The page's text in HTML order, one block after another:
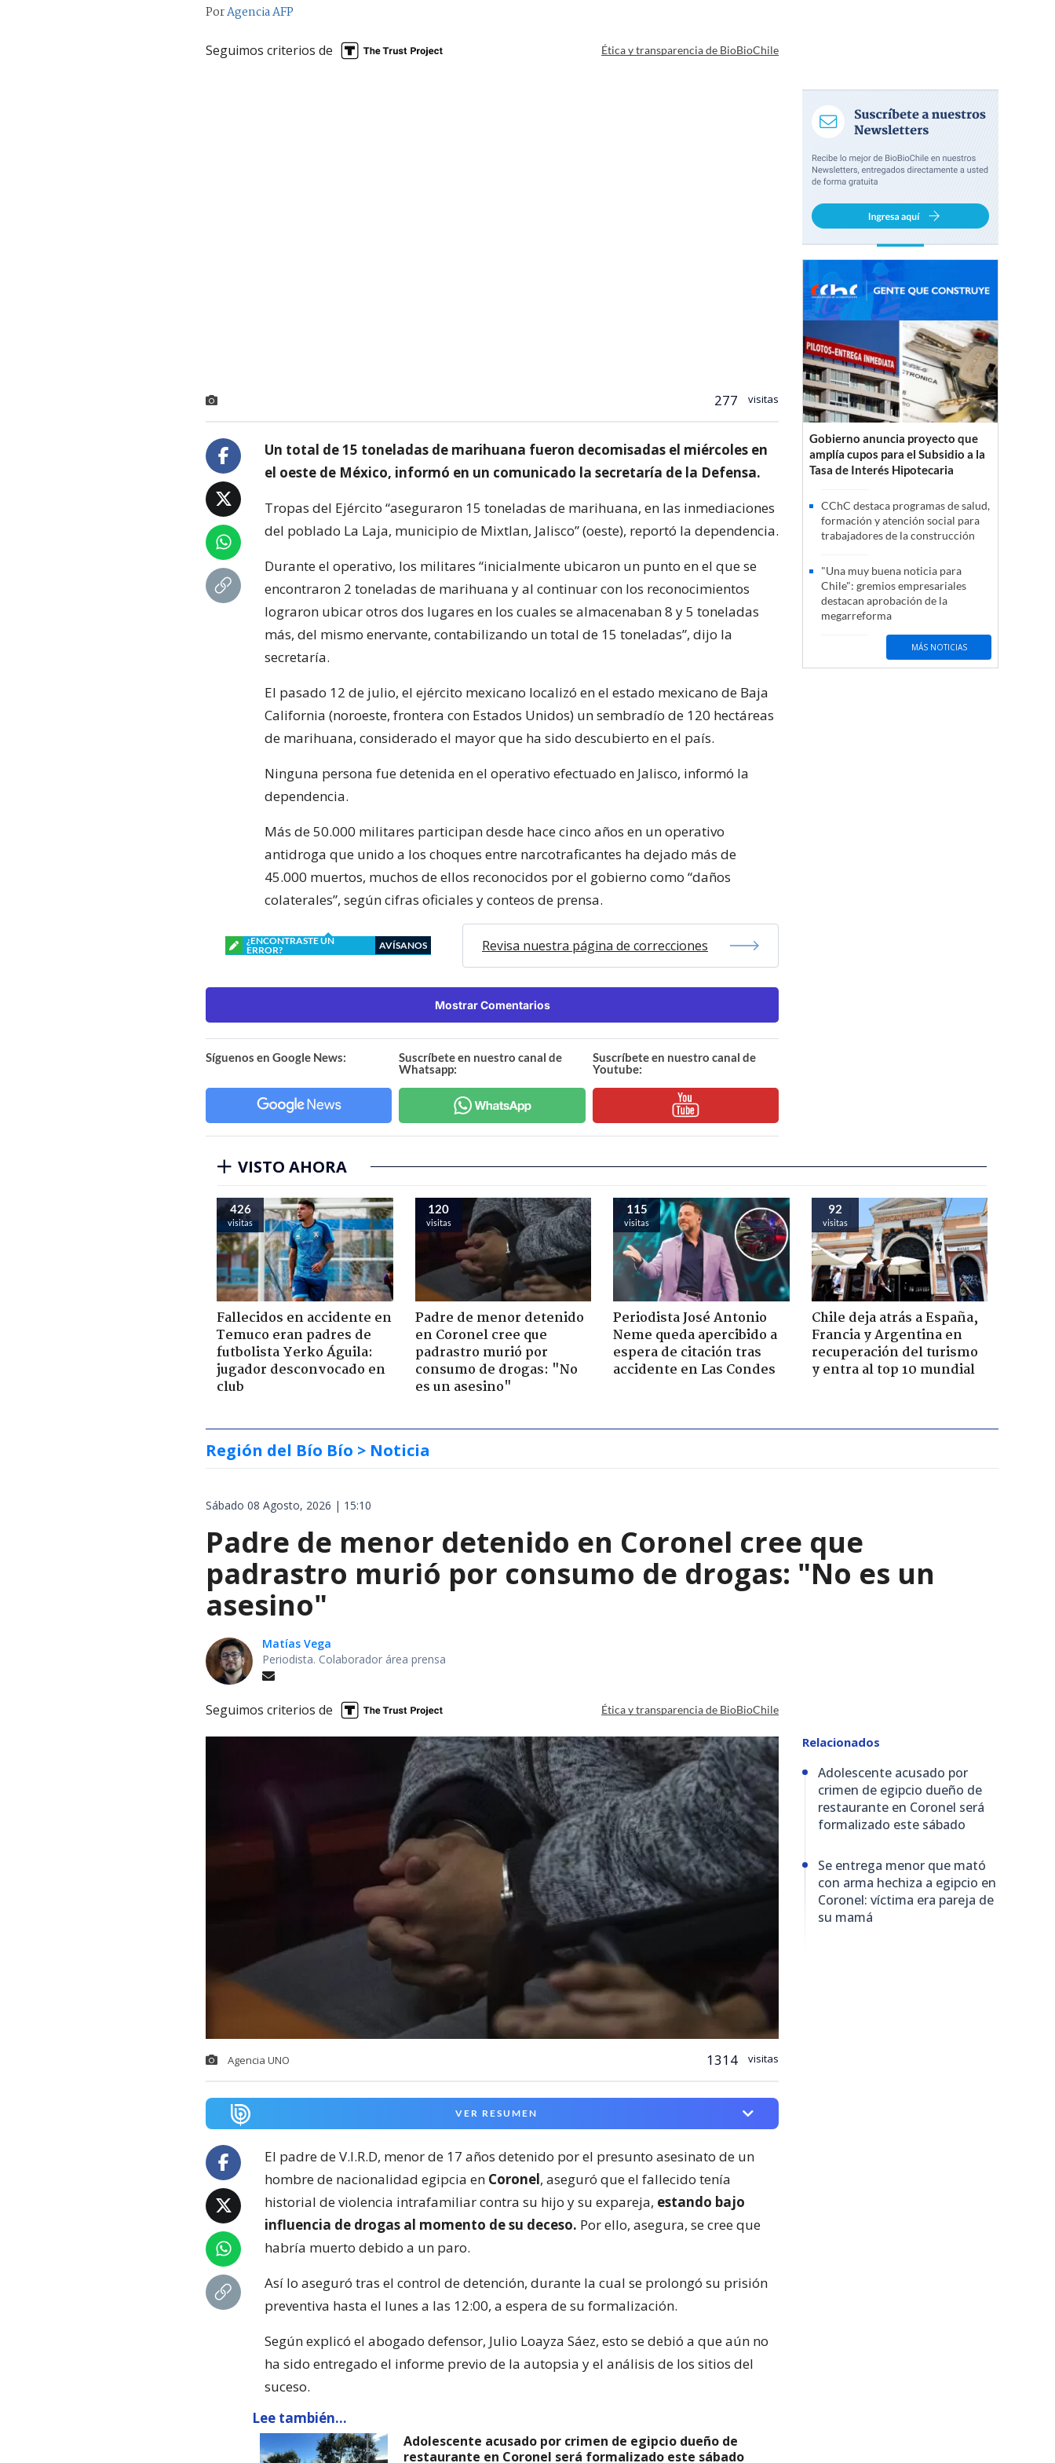
PorAgencia AFP
Seguimos criterios de Ética y transparencia de BioBioChile
277 visitas
Un total de 15 toneladas de marihuana fueron decomisadas el miércoles en
el oeste de México, informó en un comunicado la secretaría de la Defensa.
Tropas del Ejército “aseguraron 15 toneladas de marihuana, en las inmediaciones
del poblado La Laja, municipio de Mixtlan, Jalisco” (oeste), reportó la dependencia.
Durante el operativo, los militares “inicialmente ubicaron un punto en el que se
encontraron 2 toneladas de marihuana y al continuar con los reconocimientos
lograron ubicar otros dos lugares en los cuales se almacenaban 8 y 5 toneladas
más, del mismo enervante, contabilizando un total de 15 toneladas”, dijo la
secretaría.
El pasado 12 de julio, el ejército mexicano localizó en el estado mexicano de Baja
California (noroeste, frontera con Estados Unidos) un sembradío de 120 hectáreas
de marihuana, considerado el mayor que ha sido descubierto en el país.
Ninguna persona fue detenida en el operativo efectuado en Jalisco, informó la
dependencia.
Más de 50.000 militares participan desde hace cinco años en un operativo
antidroga que unido a los choques entre narcotraficantes ha dejado más de
45.000 muertos, muchos de ellos reconocidos por el gobierno como “daños
colaterales”, según cifras oficiales y conteos de prensa.
¿ENCONTRASTE UN
ERROR?
AVÍSANOS Revisa nuestra página de correcciones
Mostrar Comentarios
Síguenos en Google News:
Suscríbete en nuestro canal de
Whatsapp:
Suscríbete en nuestro canal de
Youtube:
Gobierno anuncia proyecto que
amplía cupos para el Subsidio a la
Tasa de Interés Hipotecaria
CChC destaca programas de salud,
formación y atención social para
trabajadores de la construcción
"Una muy buena noticia para
Chile": gremios empresariales
destacan aprobación de la
megarreforma
MÁS NOTICIAS
VISTO AHORA
426
visitas
Fallecidos en accidente en
Temuco eran padres de
futbolista Yerko Águila:
jugador desconvocado en
club
120
visitas
Padre de menor detenido
en Coronel cree que
padrastro murió por
consumo de drogas: "No
es un asesino"
115
visitas
Periodista José Antonio
Neme queda apercibido a
espera de citación tras
accidente en Las Condes
92
visitas
Chile deja atrás a España,
Francia y Argentina en
recuperación del turismo
y entra al top 10 mundial
Región del Bío Bío > Noticia
Sábado 08 Agosto, 2026 | 15:10
Padre de menor detenido en Coronel cree que
padrastro murió por consumo de drogas: "No es un
asesino"
Matías Vega
Periodista. Colaborador área prensa
Seguimos criterios de Ética y transparencia de BioBioChile
Agencia UNO 1314 visitas
VER RESUMEN
El padre de V.I.R.D, menor de 17 años detenido por el presunto asesinato de un
hombre de nacionalidad egipcia en Coronel, aseguró que el fallecido tenía
historial de violencia intrafamiliar contra su hijo y su expareja, estando bajo
influencia de drogas al momento de su deceso. Por ello, asegura, se cree que
habría muerto debido a un paro.
Así lo aseguró tras el control de detención, durante la cual se prolongó su prisión
preventiva hasta el lunes a las 12:00, a espera de su formalización.
Según explicó el abogado defensor, Julio Loayza Sáez, esto se debió a que aún no
ha sido entregado el informe previo de la autopsia y el análisis de los sitios del
suceso.
Lee también...
Adolescente acusado por crimen de egipcio dueño de
restaurante en Coronel será formalizado este sábado
Relacionados
Adolescente acusado por
crimen de egipcio dueño de
restaurante en Coronel será
formalizado este sábado
Se entrega menor que mató
con arma hechiza a egipcio en
Coronel: víctima era pareja de
su mamá